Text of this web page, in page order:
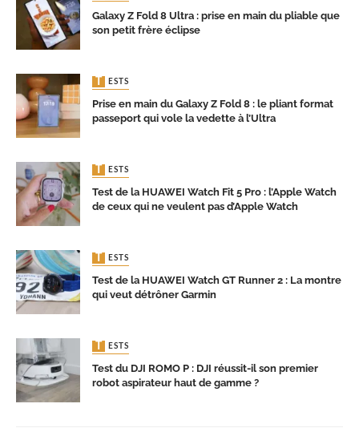
Galaxy Z Fold 8 Ultra : prise en main du pliable que
son petit frère éclipse
TESTS
Prise en main du Galaxy Z Fold 8 : le pliant format
passeport qui vole la vedette à l’Ultra
TESTS
Test de la HUAWEI Watch Fit 5 Pro : l’Apple Watch
de ceux qui ne veulent pas d’Apple Watch
TESTS
Test de la HUAWEI Watch GT Runner 2 : La montre
qui veut détrôner Garmin
TESTS
Test du DJI ROMO P : DJI réussit-il son premier
robot aspirateur haut de gamme ?